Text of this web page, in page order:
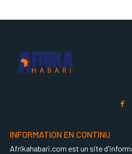
INFORMATION EN CONTINU
Afrikahabari.com est un site